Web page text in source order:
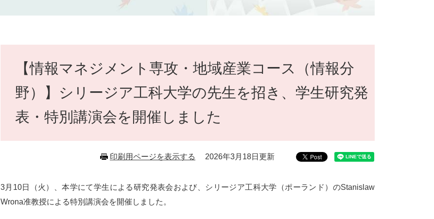
索
【情報マネジメント専攻・地域産業コース（情報分
野）】シリージア工科大学の先生を招き、学生研究発
表・特別講演会を開催しました
印刷用ページを表示する 2026年3月18日更新
3月10日（火）、本学にて学生による研究発表会および、シリージア工科大学（ポーランド）のStanislaw
Wrona准教授による特別講演会を開催しました。